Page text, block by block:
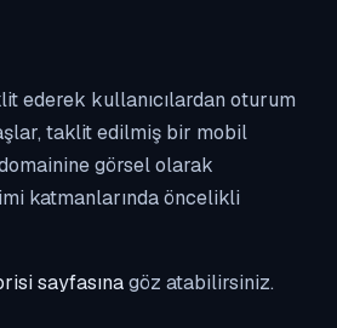
ederek kullanıcılardan oturum
taklit edilmiş bir mobil
görsel olarak
katmanlarında öncelikli
sayfasınagöz atabilirsiniz.